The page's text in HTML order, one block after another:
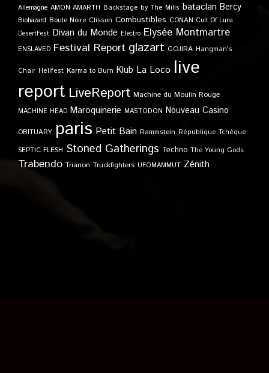
Allemagne AMON AMARTH Backstage by The Mills bataclan Bercy
Biohazard Boule Noire Clisson Combustibles CONAN Cult Of Luna
DesertFest Divan du Monde Electro Elysée Montmartre
ENSLAVED Festival Report glazart GOJIRA Hangman's
Chair Hellfest Karma to Burn Klub La Loco live
report LiveReport Machine du Moulin Rouge
MACHINE HEAD Maroquinerie MASTODON Nouveau Casino
OBITUARY paris Petit Bain Rammstein République Tchèque
SEPTIC FLESH Stoned Gatherings Techno The Young Gods
Trabendo Trianon Truckfighters UFOMAMMUT Zénith